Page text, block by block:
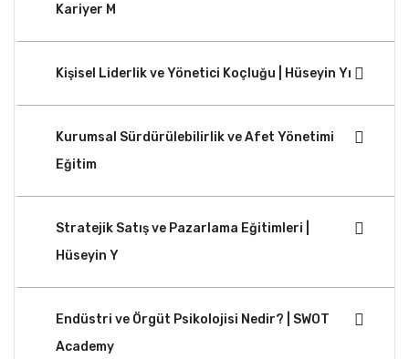
Kariyer M
Kişisel Liderlik ve Yönetici Koçluğu | Hüseyin Yı
Kurumsal Sürdürülebilirlik ve Afet Yönetimi
Eğitim
Stratejik Satış ve Pazarlama Eğitimleri |
Hüseyin Y
Endüstri ve Örgüt Psikolojisi Nedir? | SWOT
Academy